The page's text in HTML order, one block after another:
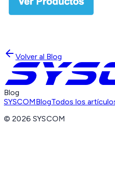
Volver al Blog
Blog
SYSCOMBlogTodos los
©2026 SYSCOM